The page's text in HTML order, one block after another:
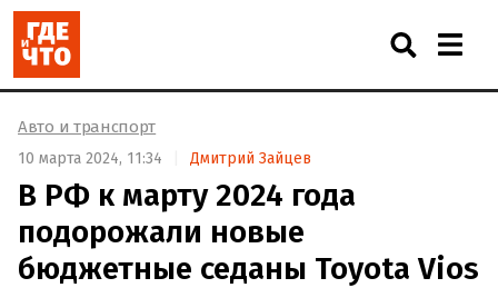
Авто и транспорт
10 марта 2024, 11:34 Дмитрий Зайцев
В РФ к марту 2024 года
подорожали новые
бюджетные седаны Toyota Vios